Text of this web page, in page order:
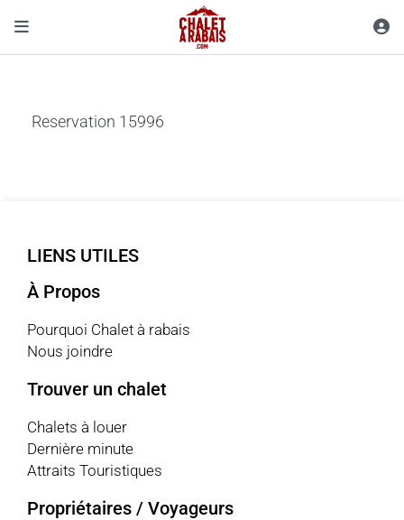
Reservation 15996
LIENS UTILES
À Propos
Pourquoi Chalet à rabais
Nous joindre
Trouver un chalet
Chalets à louer
Dernière minute
Attraits Touristiques
Propriétaires / Voyageurs